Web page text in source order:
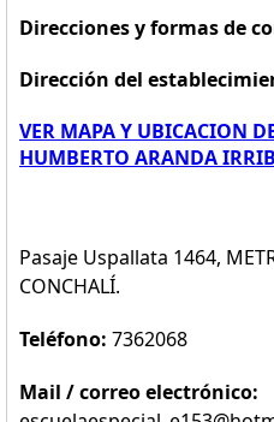
Direcciones y formas de
Dirección del
VER MAPA Y UBICACION
HUMBERTO ARANDA
Pasaje Uspallata 1464,
CONCHALÍ.
Teléfono: 7362068
Mail / correo electrónico: